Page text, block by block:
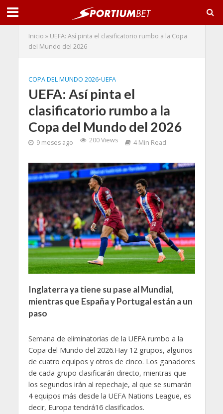
Inicio » UEFA: Así pinta el clasificatorio rumbo a la Copa
del Mundo del 2026
COPA DEL MUNDO 2026•UEFA
UEFA: Así pinta el
clasificatorio rumbo a la
Copa del Mundo del 2026
9 meses ago 200 Views 4 Min Read
Inglaterra ya tiene su pase al Mundial,
mientras que España y Portugal están a un
paso
Semana de eliminatorias de la UEFA rumbo a la
Copa del Mundo del 2026.Hay 12 grupos, algunos
de cuatro equipos y otros de cinco. Los ganadores
de cada grupo clasificarán directo, mientras que
los segundos irán al repechaje, al que se sumarán
4 equipos más desde la UEFA Nations League, es
decir, Europa tendrá16 clasificados.